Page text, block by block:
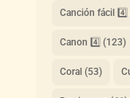
Canción fácil 4️⃣
Canon 4️⃣ (123)
Coral(53)